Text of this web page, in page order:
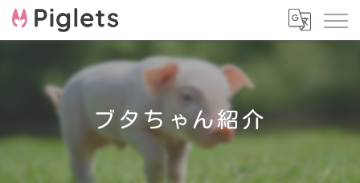
ブタちゃん紹介